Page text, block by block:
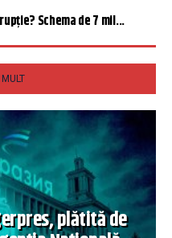
Schema de 7 mil...
plătită de